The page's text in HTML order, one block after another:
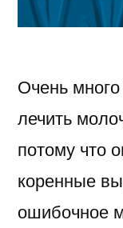
Очень
лечить
потому что
коренные
ошибочное